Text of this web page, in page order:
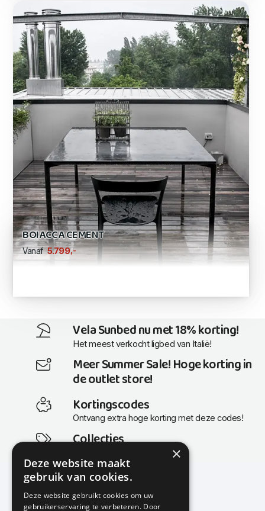
BOIACCA CEMENT
Vanaf 5.799,-
Vela Sunbed nu met 18% korting!
Het meest verkocht ligbed van Italië!
Meer Summer Sale! Hoge korting in
de outlet store!
Kortingscodes
Ontvang extra hoge korting met deze codes!
Collecties
Actuele en populaire collecties
×
Deze website maakt
gebruik van cookies.
Deze website gebruikt cookies om uw
gebruikerservaring te verbeteren. Door